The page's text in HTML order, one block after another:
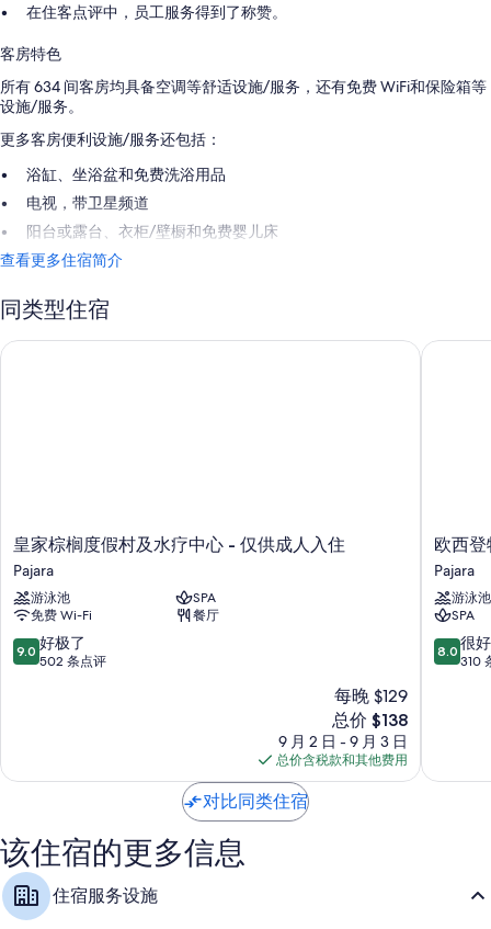
在住客点评中，员工服务得到了称赞。
客房特色
所有 634 间客房均具备空调等舒适设施/服务，还有免费 WiFi和保险箱等
设施/服务。
更多客房便利设施/服务还包括：
浴缸、坐浴盆和免费洗浴用品
电视，带卫星频道
阳台或露台、衣柜/壁橱和免费婴儿床
查看更多住宿简介
同类型住宿
皇
家
棕
榈
度
假
村
-
成
人
入
住
Pajara
皇家棕榈度假村及水疗中心 - 仅供成人入住
Pajara
游泳池
SPA
免费 Wi-Fi
餐厅
9.0
分，
了，
点
评
9.0 好极了
502 条点评
每晚 $129
新
价
格
$138
总价 $138
9 月 2 日 - 9 月 3 日
总价含税款和其他费用
皇家棕榈度假村及水疗中心 - 仅供成人入住
欧
西
登
特
尔
詹
迪
Pajara
欧西
Pajara
游泳池
SPA
8.0
分，
310
8.0 很好
310
欧西登
对比同类住宿
该住宿的更多信息
住宿服务设施